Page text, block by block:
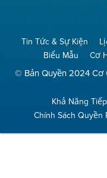
Tin Tức & Sự Kiện
Biểu Mẫu
Cơ
© Bản Quyền 2024 Cơ
Khả Năng
Chính Sách Quyền